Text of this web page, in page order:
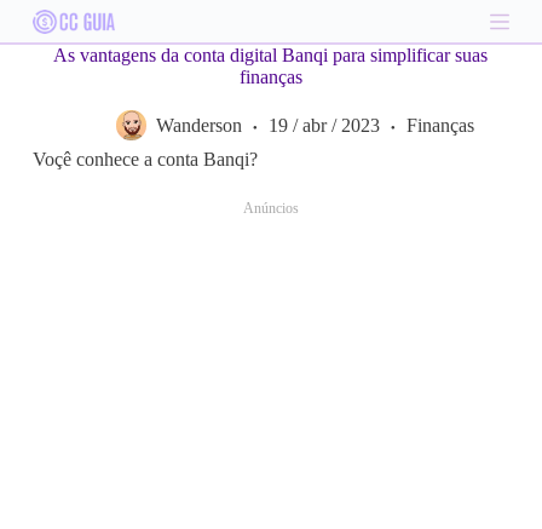
S
k
As vantagens da conta digital Banqi para simplificar suas
finanças
Wanderson 19 / abr / 2023
Finanças
Voçê conhece a conta Banqi?
Anúncios